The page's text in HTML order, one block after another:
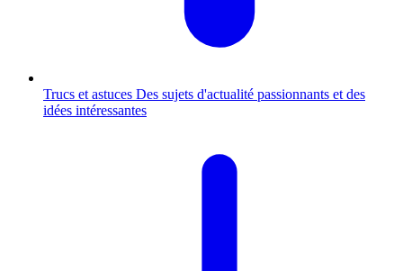
Trucs et astuces Des sujets d'actualité passionnants et des
idées intéressantes